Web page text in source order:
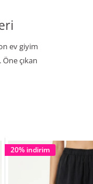
ev giyim
çıkan
20% indirim